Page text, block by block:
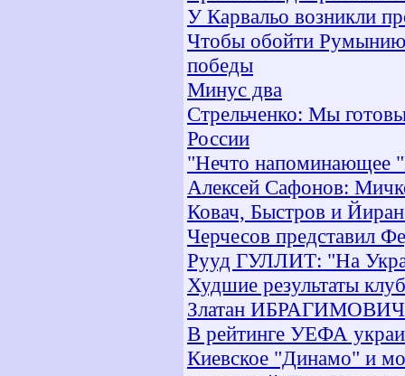
У Карвальо возникли
Чтобы обойти
победы
Минус два
Стрельченко: Мы
России
"Нечто напоминающее
Алексей Сафонов:
Ковач, Быстров и
Черчесов представил
Рууд ГУЛЛИТ: "На
Худшие результаты
Златан ИБРАГИМОВИЧ:
В рейтинге УЕФА
Киевское "Динамо" и